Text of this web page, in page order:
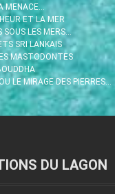
MENACE…
ET LA MER
LES MERS…
SRI LANKAIS
MASTODONTES
LE MIRAGE DES PIERRES…
DU LAGON